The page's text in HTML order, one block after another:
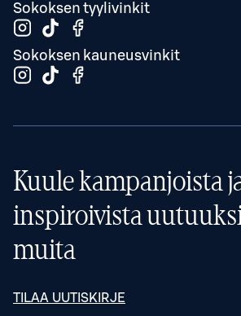
Sokoksen tyylivinkit
Sokoksen kauneusvinkit
Kuule kampanjoista
inspiroivista
muita
TILAA UUTISKIRJE